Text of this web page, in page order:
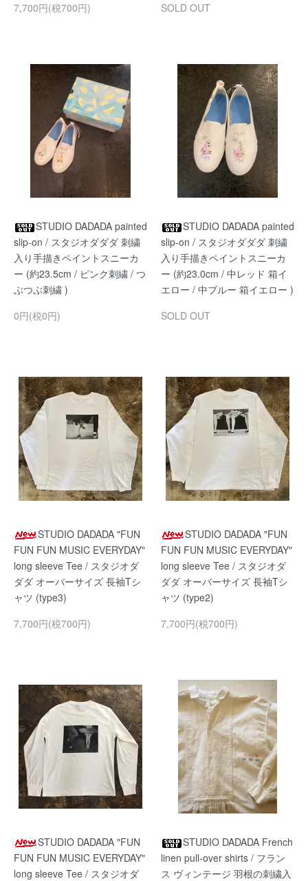
7,700円(税700円)
SOLD OUT
STUDIO DADADA painted
slip-on / スタジオダダダ 刺繍
入り手描きペイントスニーカ
ー (約23.5cm / ピンク刺繍 / つ
ぶつぶ刺繍 )
0円(税0円)
STUDIO DADADA painted
slip-on / スタジオダダダ 刺繍
入り手描きペイントスニーカ
ー (約23.0cm / 中レッド 箱イ
エロー / 中ブルー 箱イエロー )
SOLD OUT
STUDIO DADADA "FUN
FUN FUN MUSIC EVERYDAY"
long sleeve Tee / スタジオダ
ダダ オーバーサイズ 長袖Tシ
ャツ (type3)
7,700円(税700円)
STUDIO DADADA "FUN
FUN FUN MUSIC EVERYDAY"
long sleeve Tee / スタジオダ
ダダ オーバーサイズ 長袖Tシ
ャツ (type2)
7,700円(税700円)
STUDIO DADADA "FUN
FUN FUN MUSIC EVERYDAY"
long sleeve Tee / スタジオダ
STUDIO DADADA French
linen pull-over shirts / フラン
ス ヴィンテージ 羽根の刺繍入